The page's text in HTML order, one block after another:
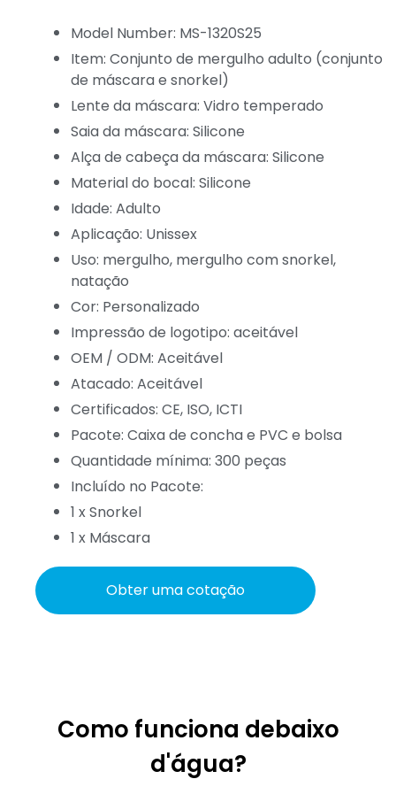
Model Number: MS-1320S25
Item: Conjunto de mergulho adulto (conjunto
de máscara e snorkel)
Lente da máscara: Vidro temperado
Saia da máscara: Silicone
Alça de cabeça da máscara: Silicone
Material do bocal: Silicone
Idade: Adulto
Aplicação: Unissex
Uso: mergulho, mergulho com snorkel,
natação
Cor: Personalizado
Impressão de logotipo: aceitável
OEM / ODM: Aceitável
Atacado: Aceitável
Certificados: CE, ISO, ICTI
Pacote: Caixa de concha e PVC e bolsa
Quantidade mínima: 300 peças
Incluído no Pacote:
1 x Snorkel
1 x Máscara
Obter uma cotação
Como funciona debaixo
d'água?